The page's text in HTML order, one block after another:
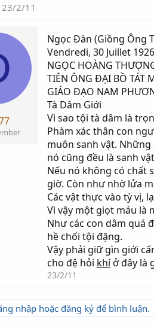
N
g
à
g
ử
i
23/2/11
Ngọc Ðàn (Giồng Ông
Vendredi, 30 Juillet
NGỌC HOÀNG
TIÊN ÔNG ÐẠI BỒ TÁT
GIÁO ÐẠO NAM
Tà Dâm Giới
Vì sao tội tà dâm là
Phàm xác thân con
muôn sanh vật.
nó cũng đều là sanh
Nếu nó không có chất
giờ. Còn như nhờ lửa
Các vật thực vào tỳ vị,
Vì vậy một giọt máu là
Như các con dâm quá
hề chối tội đặng.
Vậy phải giữ gìn giới
cho đệ hỏi khíở đây là
23/2/11
nhập hoặc đăng ký để bình luận.